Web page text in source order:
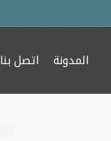
المدونة اتصل بنا